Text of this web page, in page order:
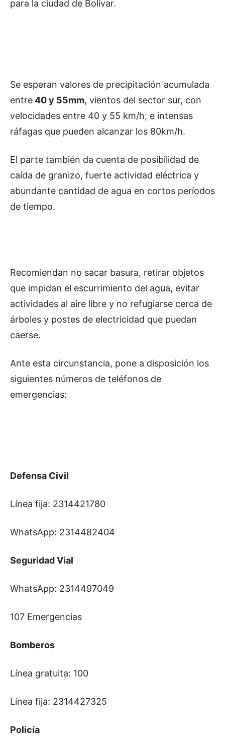
para la ciudad de Bolívar.
Se esperan valores de precipitación acumulada
entre40 y 55mm, vientos del sector sur, con
velocidades entre 40 y 55 km/h, e intensas
ráfagas que pueden alcanzar los 80km/h.
El parte también da cuenta de posibilidad de
caída de granizo, fuerte actividad eléctrica y
abundante cantidad de agua en cortos períodos
de tiempo.
Recomiendan no sacar basura, retirar objetos
que impidan el escurrimiento del agua, evitar
actividades al aire libre y no refugiarse cerca de
árboles y postes de electricidad que puedan
caerse.
Ante esta circunstancia, pone a disposición los
siguientes números de teléfonos de
emergencias:
Defensa Civil
Línea fija: 2314421780
WhatsApp: 2314482404
Seguridad Vial
WhatsApp: 2314497049
107 Emergencias
Bomberos
Línea gratuita: 100
Línea fija: 2314427325
Policía